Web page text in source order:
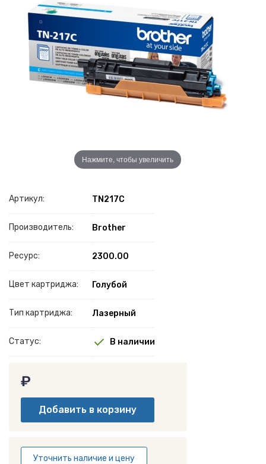
Нажмите, чтобы увеличить
Артикул: TN217C
Производитель: Brother
Ресурс: 2300.00
Цвет картриджа: Голубой
Тип картриджа: Лазерный
Статус: В наличии
₽
Уточнить наличие и цену